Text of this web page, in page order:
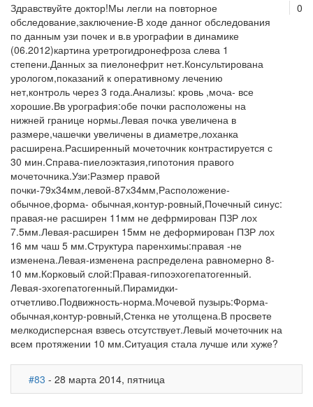
0
Здравствуйте доктор!Мы легли на повторное
обследование,заключение-В ходе данног обследования
по данным узи почек и в.в урографии в динамике
(06.2012)картина уретрогидронефроза слева 1
степени.Данных за пиелонефрит нет.Консультирована
урологом,показаний к оперативному лечению
нет,контроль через 3 года.Анализы: кровь ,моча- все
хорошие.Вв урография:обе почки расположены на
нижней границе нормы.Левая почка увеличена в
размере,чашечки увеличены в диаметре,лоханка
расширена.Расширенный мочеточник контрастируется с
30 мин.Справа-пиелоэктазия,гипотония правого
мочеточника.Узи:Размер правой
почки-79х34мм,левой-87х34мм,Расположение-
обычное,форма- обычная,контур-ровный,Почечный синус:
правая-не расширен 11мм не дефрмирован ПЗР лох
7.5мм.Левая-расширен 15мм не деформирован ПЗР лох
16 мм чаш 5 мм.Структура паренхимы:правая -не
изменена.Левая-изменена распределена равномерно 8-
10 мм.Корковый слой:Правая-гипоэхогепатогенный.
Левая-эхогепатогенный.Пирамидки-
отчетливо.Подвижность-норма.Мочевой пузырь:Форма-
обычная,контур-ровный,Стенка не утолщена.В просвете
мелкодисперсная взвесь отсутствует.Левый мочеточник на
всем протяжении 10 мм.Ситуация стала лучше или хуже?
#83 - 28 марта 2014, пятница